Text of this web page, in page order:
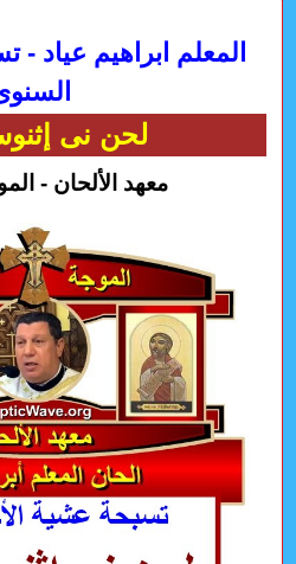
المعلم ابراهيم عياد -
لحن نى
معهد الألحان -